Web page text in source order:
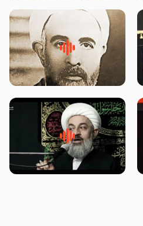
روضه‌ی مجلس یزید ملعون و
اسارت اهل‌بیت علیهم‌السلام –
محدث زاده
زیارتی که اسباب رزق زیاد و عمر
طولانی است حجت السلام حسین